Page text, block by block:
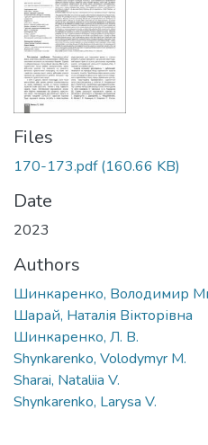
Files
170-173.pdf(160.66 KB)
Date
2023
Authors
Шинкаренко, Володимир
Шарай, Наталія Вікторівна
Шинкаренко, Л. В.
Shynkarenko, Volodymyr M.
Sharai, Nataliia V.
Shynkarenko, Larysa V.